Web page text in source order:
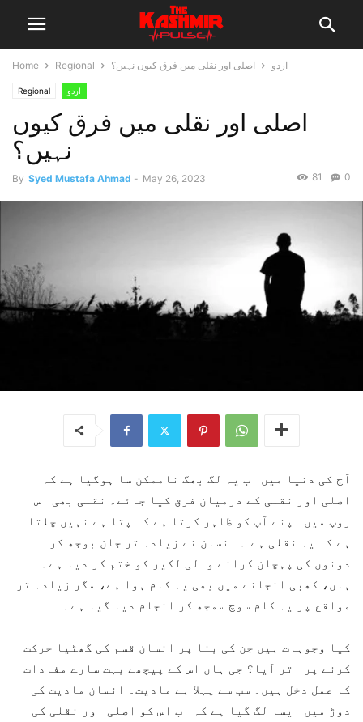
Home Regional اردو اصلی اور نقلی میں فرق کیوں نہیں؟
Regional اردو
اصلی اور نقلی میں فرق کیوں
نہیں؟
By Syed Mustafa Ahmad - May 26, 2023 0
81
آج کی دنیا میں اب یہ لگ بھگ ناممکن سا ہوگیا ہے کہ
اصلی اور نقلی کے درمیان فرق کیا جائے۔ نقلی بھی اس
روپ میں اپنے آپ کو ظاہر کرتا ہے کہ پتا ہے نہیں چلتا
ہے کہ یہ نقلی ہے ۔ انسان نے زیادہ تر جان بوجھ کر
دونوں کی پہچان کرانے والی لکیر کو ختم کر دیا ہے۔
ہاں، کھبی انجانے میں بھی یہ کام ہوا ہے، مگر زیادہ تر
مواقع پر یہ کام سوچ سمجھ کر انجام دیا گیا ہے۔
کیا وجوہات ہیں جن کی بنا پر انسان قسم کی گھٹیا حرکت
کرنے پر اتر آیا؟ جی ہاں اس کے پیچھے بہت سارے مفادات
کا عمل دخل ہیں۔ سب سے پہلا ہے مادیت۔ انسان مادیت کی
دوڑ میں ایسا لگ گیا ہے کہ اب اس کو اصلی اور نقلی کی